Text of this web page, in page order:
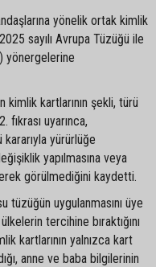
yönelik ortak kimlik
sayılı Avrupa Tüzüğü ile
yönergelerine
kimlik kartlarının şekli, türü
uyarınca,
kararıyla yürürlüğe
yapılmasına veya
görülmediğini kaydetti.
tüzüğün uygulanmasını üye
tercihine bıraktığını
kartlarının yalnızca kart
anne ve baba bilgilerinin